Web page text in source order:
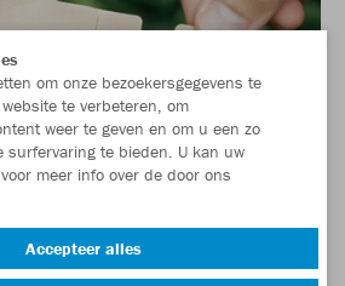
om onze bezoekersgegevens te
te verbeteren, om
weer te geven en om u een zo
surfervaring te bieden. U kan uw
meer info over de door ons
Accepteer alles